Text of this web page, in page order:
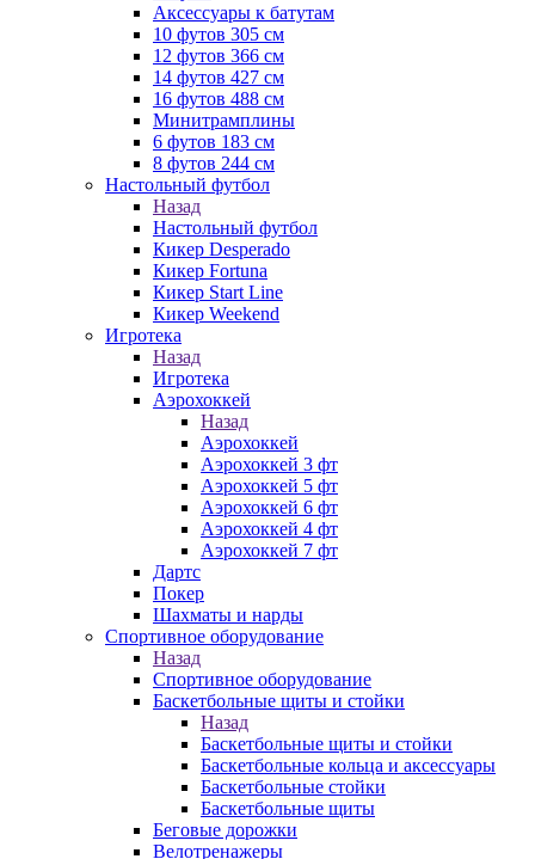
Аксессуары к батутам
10 футов 305 см
12 футов 366 см
14 футов 427 см
16 футов 488 см
Минитрамплины
6 футов 183 см
8 футов 244 см
Настольный футбол
Назад
Настольный футбол
Кикер Desperado
Кикер Fortuna
Кикер Start Line
Кикер Weekend
Игротека
Назад
Игротека
Аэрохоккей
Назад
Аэрохоккей
Аэрохоккей 3 фт
Аэрохоккей 5 фт
Аэрохоккей 6 фт
Аэрохоккей 4 фт
Аэрохоккей 7 фт
Дартс
Покер
Шахматы и нарды
Спортивное оборудование
Назад
Спортивное оборудование
Баскетбольные щиты и стойки
Назад
Баскетбольные щиты и стойки
Баскетбольные кольца и аксессуары
Баскетбольные стойки
Баскетбольные щиты
Беговые дорожки
Велотренажеры